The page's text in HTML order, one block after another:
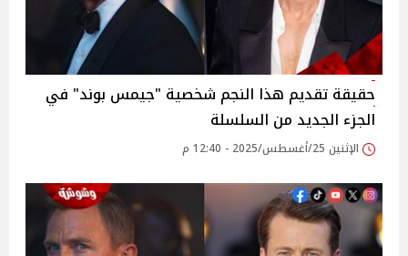
حقيقة تقديم هذا النجم شخصية "جيمس بوند" في
الجزء الجديد من السلسلة
الإثنين 25/أغسطس/2025 - 12:40 م